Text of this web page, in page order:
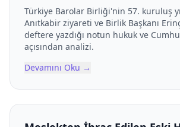
Türkiye Barolar Birliği'nin 57. kuruluş
Anıtkabir ziyareti ve Birlik Başkanı
deftere yazdığı notun hukuk ve
açısından analizi.
Devamını Oku →